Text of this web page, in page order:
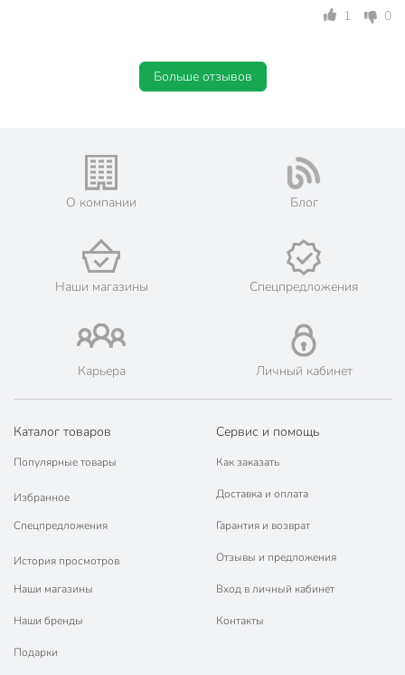
1 0
Больше отзывов
О компании Блог
Наши магазины Спецпредложения
Карьера Личный кабинет
Каталог товаров
Популярные товары
Избранное
Спецпредложения
История просмотров
Наши магазины
Наши бренды
Подарки
Сервис и помощь
Как заказать
Доставка и оплата
Гарантия и возврат
Отзывы и предложения
Вход в личный кабинет
Контакты